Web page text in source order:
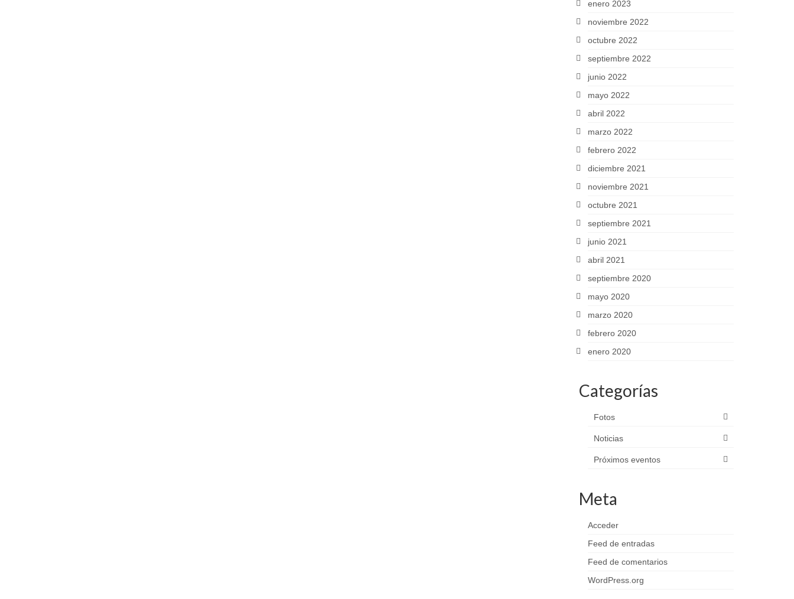
enero 2023
noviembre 2022
octubre 2022
septiembre 2022
junio 2022
mayo 2022
abril 2022
marzo 2022
febrero 2022
diciembre 2021
noviembre 2021
octubre 2021
septiembre 2021
junio 2021
abril 2021
septiembre 2020
mayo 2020
marzo 2020
febrero 2020
enero 2020
Categorías
Fotos
Noticias
Próximos eventos
Meta
Acceder
Feed de entradas
Feed de comentarios
WordPress.org